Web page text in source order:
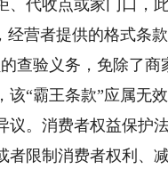
、代收点或家门口，
营者提供的格式条
查验义务，免除了商
“霸王条款”应属无效
。消费者权益保护
者限制消费者权利、